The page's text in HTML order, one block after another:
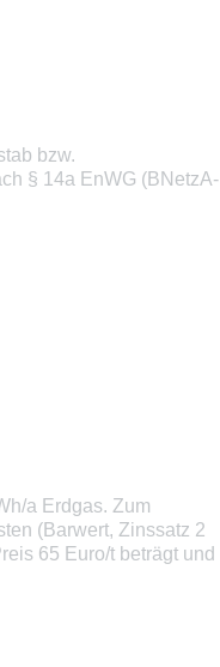
bzw.
§ 14a EnWG (BNetzA-
a Erdgas. Zum
(Barwert, Zinssatz 2
65 Euro/t beträgt und